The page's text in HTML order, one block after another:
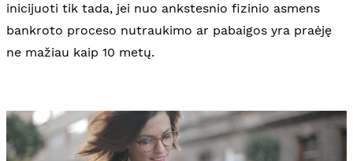
inicijuoti tik tada, jei nuo ankstesnio fizinio asmens
bankroto proceso nutraukimo ar pabaigos yra praėję
ne mažiau kaip 10 metų.